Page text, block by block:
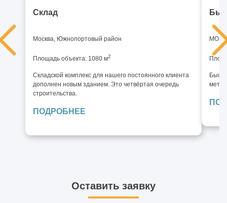
Склад
Москва, Южнопортовый район
Площадь объекта: 1080 м2
Складской комплекс для нашего постоянного клиента
дополнен новым зданием. Это четвёртая очередь
строительства.
ПОДРОБНЕЕ
МО,
Оставить заявку